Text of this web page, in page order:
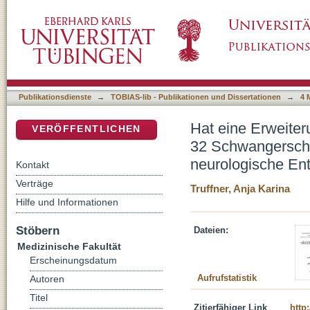
Schwangerschaftswochen / < 1.500 g
Kindes?
Publikationsdienste → TOBIAS-lib - Publikationen und Dissertationen → 4
Hat eine
32
neurologische
Truffner, Anja Karina
Dateien:
Aufrufstatistik
Zitierfähiger Link
VERÖFFENTLICHEN
Kontakt
Verträge
Hilfe und Informationen
Stöbern
Medizinische Fakultät
Erscheinungsdatum
Autoren
Titel